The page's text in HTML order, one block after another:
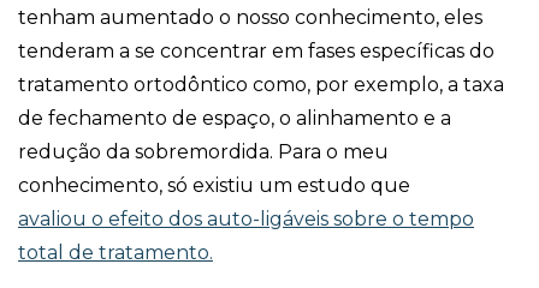
tenham aumentado o nosso conhecimento, eles
tenderam a se concentrar em fases específicas do
tratamento ortodôntico como, por exemplo, a taxa
de fechamento de espaço, o alinhamento e a
redução da sobremordida. Para o meu
conhecimento, só existiu um estudo que
avaliou o efeito dos auto-ligáveis sobre o tempo
total de tratamento.